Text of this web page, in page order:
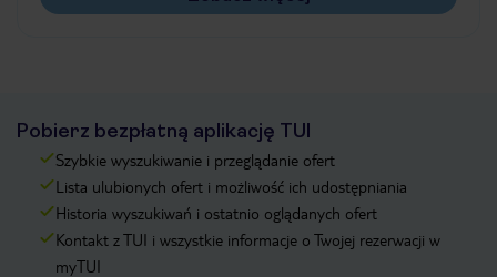
Pobierz bezpłatną aplikację TUI
Szybkie wyszukiwanie i przeglądanie ofert
Lista ulubionych ofert i możliwość ich udostępniania
Historia wyszukiwań i ostatnio oglądanych ofert
Kontakt z TUI i wszystkie informacje o Twojej rezerwacji w
myTUI